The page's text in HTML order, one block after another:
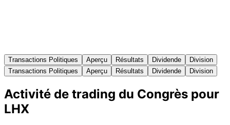
Transactions Politiques Aperçu Résultats Dividende
Division
Transactions Politiques
Aperçu Résultats Dividende Division
Activité de trading du Congrès pour
LHX